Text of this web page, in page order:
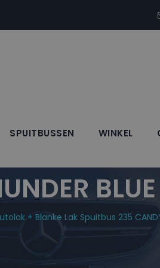
SPUITBUSSEN WINKEL
Autolak
+ Blanke Lak Spuitbus 235